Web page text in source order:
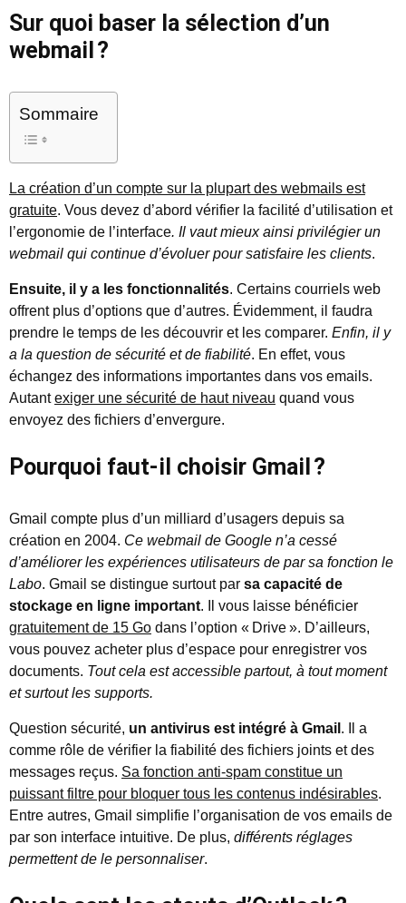
Sur quoi baser la sélection d’un
webmail ?
Sommaire
La création d’un compte sur la plupart des webmails est
gratuite. Vous devez d’abord vérifier la facilité d’utilisation et
l’ergonomie de l’interface. Il vaut mieux ainsi privilégier un
webmail qui continue d’évoluer pour satisfaire les clients.
Ensuite, il y a les fonctionnalités. Certains courriels web
offrent plus d’options que d’autres. Évidemment, il faudra
prendre le temps de les découvrir et les comparer. Enfin, il y
a la question de sécurité et de fiabilité. En effet, vous
échangez des informations importantes dans vos emails.
Autantexiger une sécurité de haut niveau quand vous
envoyez des fichiers d’envergure.
Pourquoi faut-il choisir Gmail ?
Gmail compte plus d’un milliard d’usagers depuis sa
création en 2004. Ce webmail de Google n’a cessé
d’améliorer les expériences utilisateurs de par sa fonction le
Labo. Gmail se distingue surtout par sa capacité de
stockage en ligne important. Il vous laisse bénéficier
gratuitement de 15 Go dans l’option « Drive ». D’ailleurs,
vous pouvez acheter plus d’espace pour enregistrer vos
documents. Tout cela est accessible partout, à tout moment
et surtout les supports.
Question sécurité, un antivirus est intégré à Gmail . Il a
comme rôle de vérifier la fiabilité des fichiers joints et des
messages reçus. Sa fonction anti-spam constitue un
puissant filtre pour bloquer tous les contenus indésirables.
Entre autres, Gmail simplifie l’organisation de vos emails de
par son interface intuitive. De plus, différents réglages
permettent de le personnaliser.